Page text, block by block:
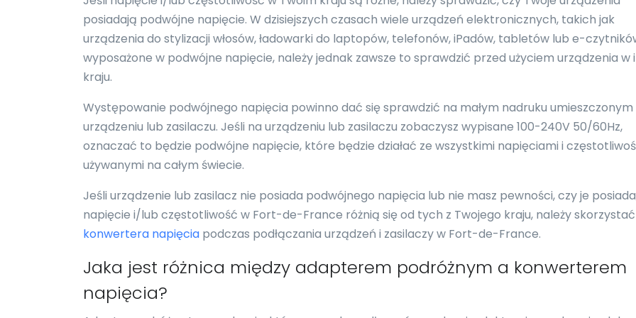
posiadają podwójne napięcie. W dzisiejszych czasach wiele urządzeń elektronicznych, takich jak
urządzenia do stylizacji włosów, ładowarki do laptopów, telefonów, iPadów, tabletów lub e-
wyposażone w podwójne napięcie, należy jednak zawsze to sprawdzić przed użyciem urządzenia w
kraju.
Występowanie podwójnego napięcia powinno dać się sprawdzić na małym nadruku umieszczonym
urządzeniu lub zasilaczu. Jeśli na urządzeniu lub zasilaczu zobaczysz wypisane 100-240V 50/60Hz,
oznaczać to będzie podwójne napięcie, które będzie działać ze wszystkimi napięciami i
używanymi na całym świecie.
Jeśli urządzenie lub zasilacz nie posiada podwójnego napięcia lub nie masz pewności, czy je
napięcie i/lub częstotliwość w Fort-de-France różnią się od tych z Twojego kraju, należy
konwertera napięcia podczas podłączania urządzeń i zasilaczy w Fort-de-France.
Jaka jest różnica między adapterem podróżnym a konwerterem
napięcia?